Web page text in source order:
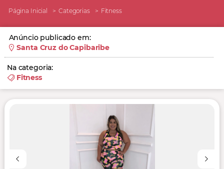
Página Inicial Categorias Fitness
Anúncio publicado em:
Santa Cruz do Capibaribe
Na categoria:
Fitness